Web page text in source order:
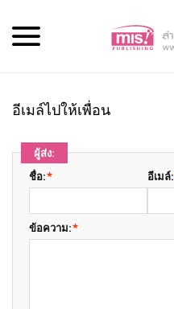
อีเมล์ไปให้เพื่อน
ผู้ส่ง:
*
ชื่อ: อีเมล์:
*
ข้อความ: